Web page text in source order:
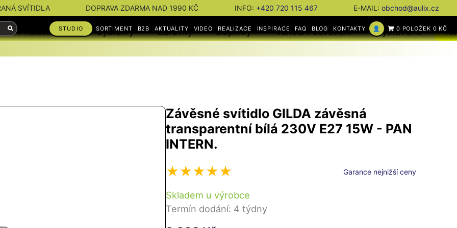
SVÍTIDLA DOPRAVA ZDARMA NAD 1990 KČ INFO: +420 720 115 467 E-MAIL: obchod@aulix.cz
STUDIO SORTIMENT B2B AKTUALITY VIDEO REALIZACE INSPIRACE FAQ BLOG KONTAKTY 👤 0 POLOŽEK 0 KČ
Příslušenství Systémy Žárovky Doplňky Vánoční osvětlení Vystaveno
Závěsné svítidlo GILDA závěsná
transparentní bílá 230V E27 15W - PAN
INTERN.
Garance nejnižší ceny
Skladem u výrobce
Termín dodání: 4 týdny